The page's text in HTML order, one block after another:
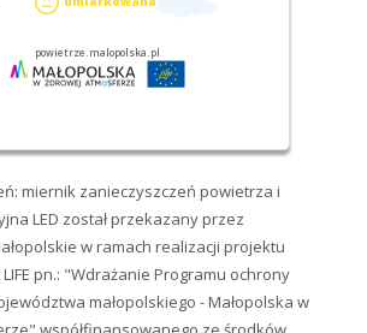
miernik zanieczyszczeń powietrza i
LED został przekazany przez
w ramach realizacji projektu
pn.: "Wdrażanie Programu ochrony
małopolskiego - Małopolska w